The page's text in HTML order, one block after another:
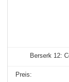
Berserk 12: